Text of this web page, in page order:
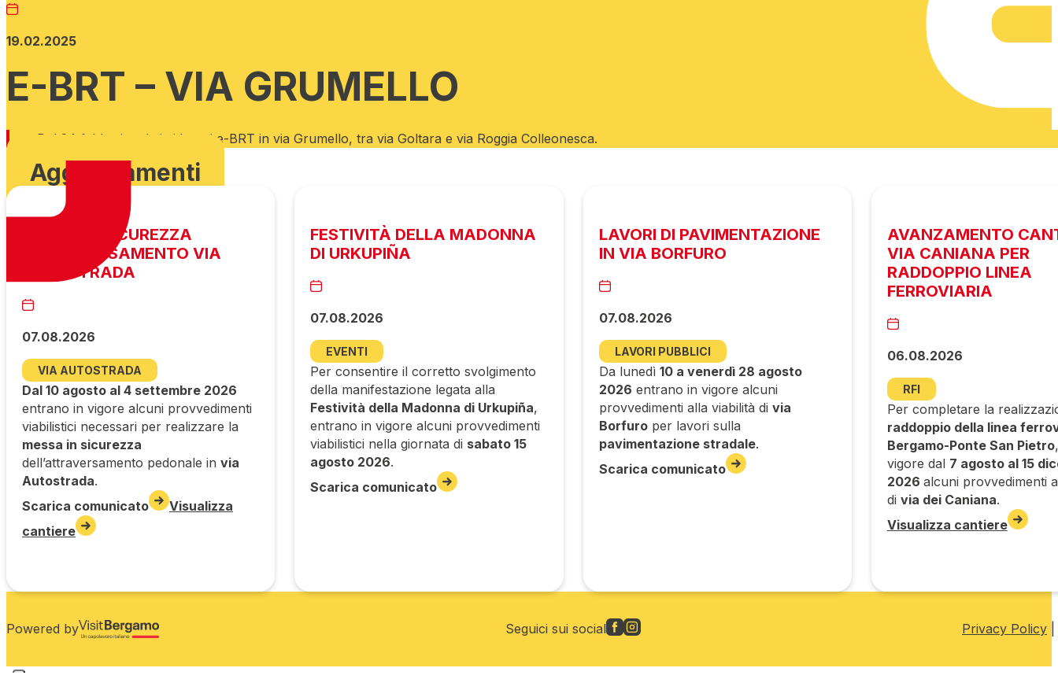
19.02.2025
E-BRT – VIA GRUMELLO
Dal 24 febbraio, al via i lavori e-BRT in via Grumello, tra via Goltara e via Roggia Colleonesca.
Aggiornamenti
MESSA IN SICUREZZA
ATTRAVERSAMENTO VIA
AUTOSTRADA
07.08.2026
VIA AUTOSTRADA
Dal 10 agosto al 4 settembre 2026
entrano in vigore alcuni provvedimenti
viabilistici necessari per realizzare la
messa in sicurezza
dell’attraversamento pedonale in via
Autostrada.
Scarica comunicato
Visualizza
cantiere
FESTIVITÀ DELLA MADONNA
DI URKUPIÑA
07.08.2026
EVENTI
Per consentire il corretto svolgimento
della manifestazione legata alla
Festività della Madonna di Urkupiña,
entrano in vigore alcuni provvedimenti
viabilistici nella giornata di sabato 15
agosto 2026.
Scarica comunicato
LAVORI DI PAVIMENTAZIONE
IN VIA BORFURO
07.08.2026
LAVORI PUBBLICI
Da lunedì 10 a venerdì 28 agosto
2026 entrano in vigore alcuni
provvedimenti alla viabilità di via
Borfuroper lavori sulla
pavimentazione stradale.
Scarica comunicato
AVANZAMENTO
VIA CANIANA PER
RADDOPPIO LINEA
FERROVIARIA
06.08.2026
RFI
Per completare la
raddoppio della linea
Bergamo-Ponte San Pietro
vigore dal 7 agosto al 15
2026 alcuni provvedimenti
di via dei Caniana.
Visualizza cantiere
Powered by Seguici sui social Privacy Policy